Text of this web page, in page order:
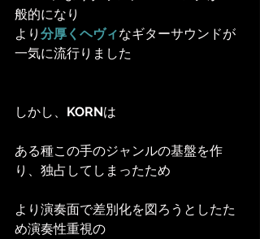
般的になり
より 分厚くヘヴィなギターサウンドが
一気に流行りました
しかし、 KORNは
ある種この手のジャンルの基盤を作
り、独占してしまったため
より演奏面で差別化を図ろうとしたた
め演奏性重視の